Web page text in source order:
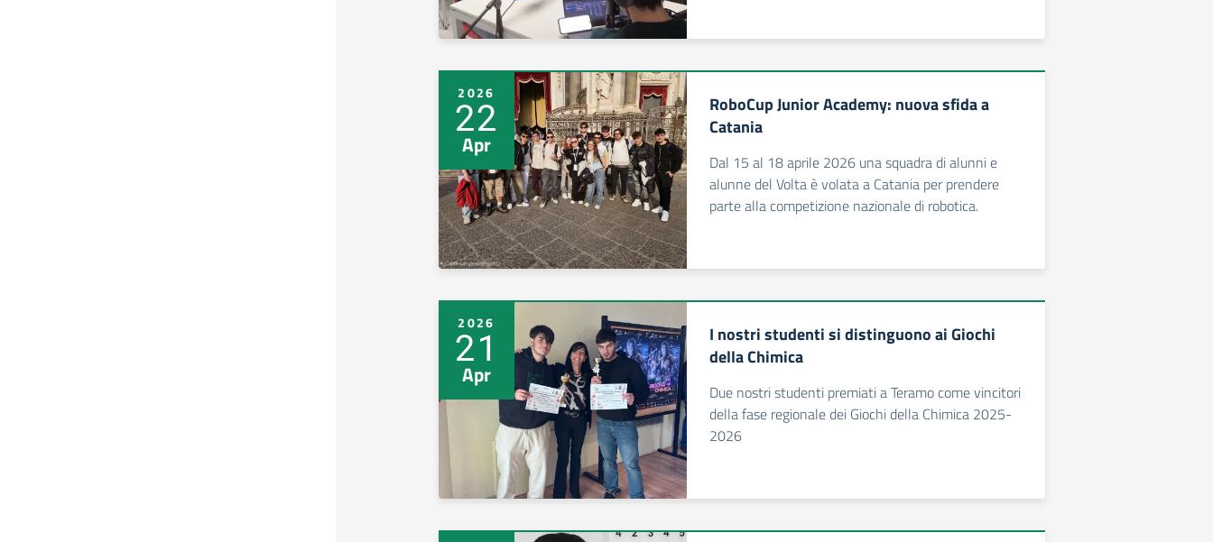
2026
22
Apr
RoboCup Junior Academy: nuova sfida a
Catania
Dal 15 al 18 aprile 2026 una squadra di alunni e
alunne del Volta è volata a Catania per prendere
parte alla competizione nazionale di robotica.
2026
21
Apr
I nostri studenti si distinguono ai Giochi
della Chimica
Due nostri studenti premiati a Teramo come vincitori
della fase regionale dei Giochi della Chimica 2025-
2026